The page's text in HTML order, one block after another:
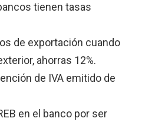
tienen tasas
de exportación cuando
ahorras 12%.
de IVA emitido de
en el banco por ser